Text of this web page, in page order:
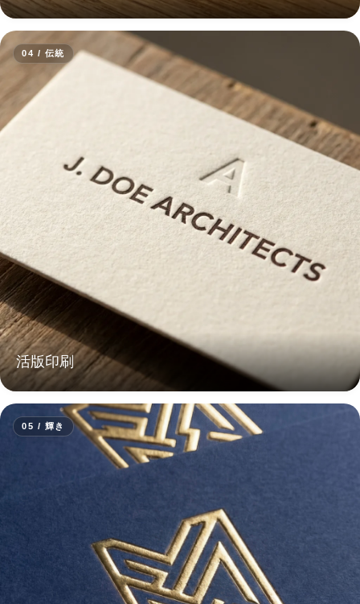
04 / 伝統
活版印刷
05 / 輝き